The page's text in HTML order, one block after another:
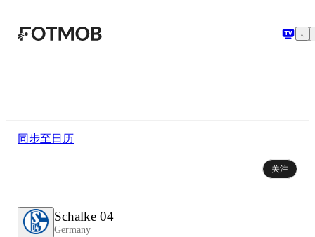
跳转到主要内容
Schalke 04
Germany
同步至日历
关注